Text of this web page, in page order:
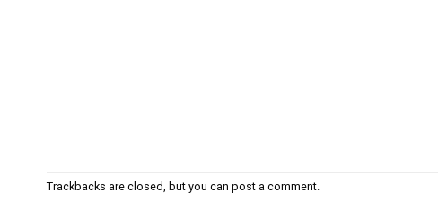
Trackbacks are closed, but you can post a comment.